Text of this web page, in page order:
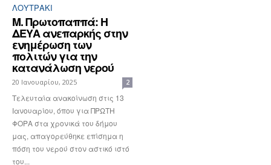
ΛΟΥΤΡΆΚΙ
Μ. Πρωτοπαππά: Η
ΔΕΥΑ ανεπαρκής στην
ενημέρωση των
πολιτών για την
κατανάλωση νερού
20 Ιανουαρίου, 2025 2
Τελευταία ανακοίνωση στις 13
Ιανουαρίου, όπου για ΠΡΩΤΗ
ΦΟΡΑ στα χρονικά του δήμου
μας, απαγορεύθηκε επίσημα η
πόση του νερού στον αστικό ιστό
του...